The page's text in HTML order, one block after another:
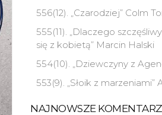
556(12). „Czarodziej” Colm
555(11). „Dlaczego
się z kobietą” Marcin Halski
554(10). „Dziewczyny z
553(9). „Słoik z marzeniami”
NAJNOWSZE